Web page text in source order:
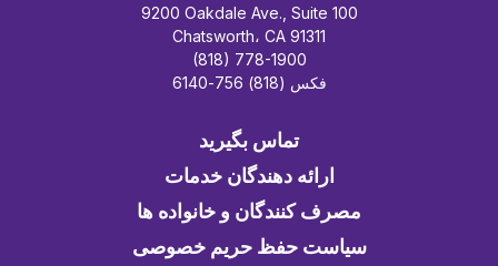
9200 Oakdale Ave., Suite 100
Chatsworth، CA 91311
(818) 778-1900
فکس (818) 756-6140
تماس بگیرید
ارائه دهندگان خدمات
مصرف کنندگان و خانواده ها
سیاست حفظ حریم خصوصی